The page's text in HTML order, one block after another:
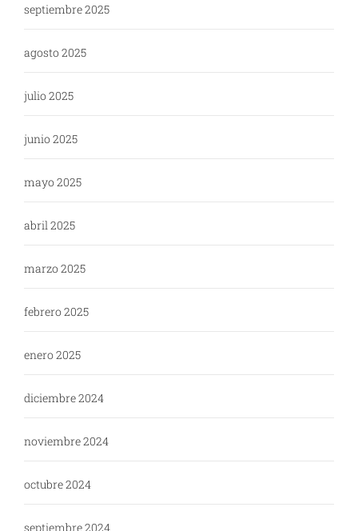
septiembre 2025
agosto 2025
julio 2025
junio 2025
mayo 2025
abril 2025
marzo 2025
febrero 2025
enero 2025
diciembre 2024
noviembre 2024
octubre 2024
septiembre 2024